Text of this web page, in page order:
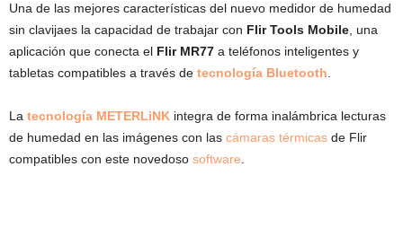
Una de las mejores características del nuevo medidor de humedad
sin clavijaes la capacidad de trabajar con Flir Tools Mobile , una
aplicación que conecta el Flir MR77 a teléfonos inteligentes y
tabletas compatibles a través de tecnología Bluetooth
La tecnología METERLiNK integra de forma inalámbrica lecturas
de humedad en las imágenes con las cámaras térmicas de Flir
compatibles con este novedoso software